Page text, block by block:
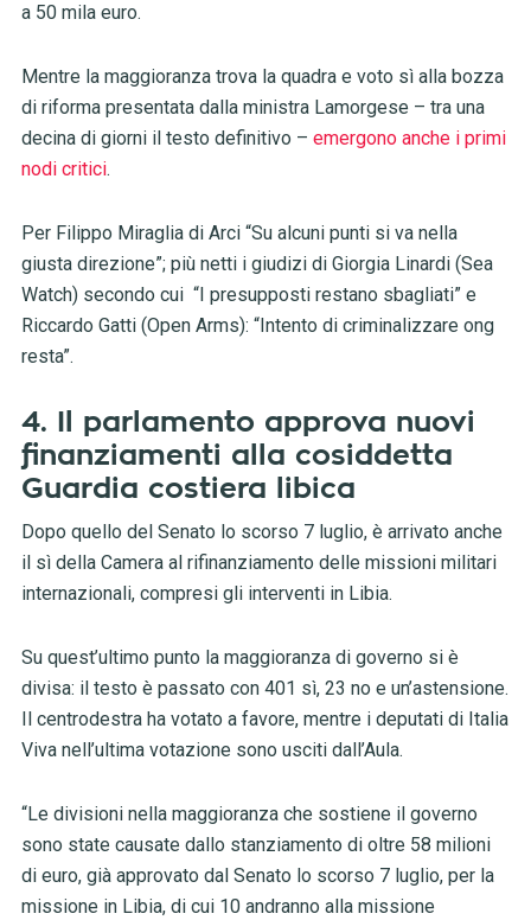
a 50 mila euro.
Mentre la maggioranza trova la quadra e voto sì alla bozza
di riforma presentata dalla ministra Lamorgese – tra una
decina di giorni il testo definitivo – emergono anche i primi
nodi critici.
Per Filippo Miraglia di Arci “Su alcuni punti si va nella
giusta direzione”; più netti i giudizi di Giorgia Linardi (Sea
Watch) secondo cui “I presupposti restano sbagliati” e
Riccardo Gatti (Open Arms): “Intento di criminalizzare ong
resta”.
4. Il parlamento approva nuovi
finanziamenti alla cosiddetta
Guardia costiera libica
Dopo quello del Senato lo scorso 7 luglio, è arrivato anche
il sì della Camera al rifinanziamento delle missioni militari
internazionali, compresi gli interventi in Libia.
Su quest’ultimo punto la maggioranza di governo si è
divisa: il testo è passato con 401 sì, 23 no e un’astensione.
Il centrodestra ha votato a favore, mentre i deputati di Italia
Viva nell’ultima votazione sono usciti dall’Aula.
“Le divisioni nella maggioranza che sostiene il governo
sono state causate dallo stanziamento di oltre 58 milioni
di euro, già approvato dal Senato lo scorso 7 luglio, per la
missione in Libia, di cui 10 andranno alla missione